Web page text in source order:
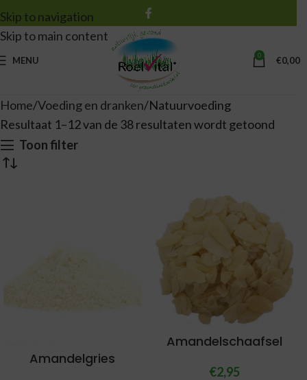
Skip to navigation
Skip to main content
MENU 0 €0,00
Home Voeding en dranken Natuurvoeding
Resultaat 1–12 van de 38 resultaten wordt getoond
Toon filter
Amandelgries
Amandelschaafsel
€2,95